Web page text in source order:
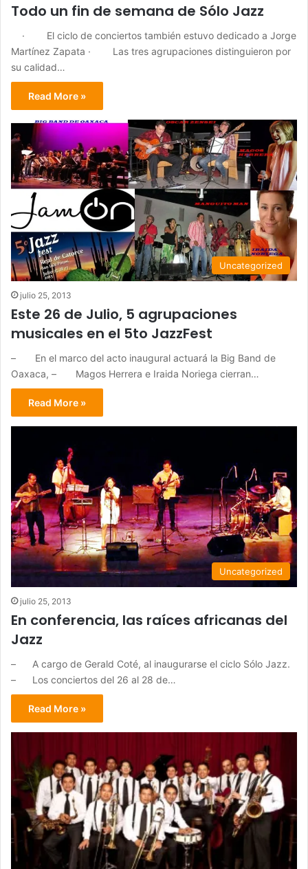
Todo un fin de semana de Sólo Jazz
· El ciclo de conciertos también estuvo dedicado a Jorge
Martínez Zapata · Las tres agrupaciones distinguieron por
su calidad…
Read More »
Uncategorized
julio 25, 2013
Este 26 de Julio, 5 agrupaciones
musicales en el 5to JazzFest
– En el marco del acto inaugural actuará la Big Band de
Oaxaca, – Magos Herrera e Iraida Noriega cierran…
Read More »
Uncategorized
julio 25, 2013
En conferencia, las raíces africanas del
Jazz
– A cargo de Gerald Coté, al inaugurarse el ciclo Sólo Jazz.
– Los conciertos del 26 al 28 de…
Read More »